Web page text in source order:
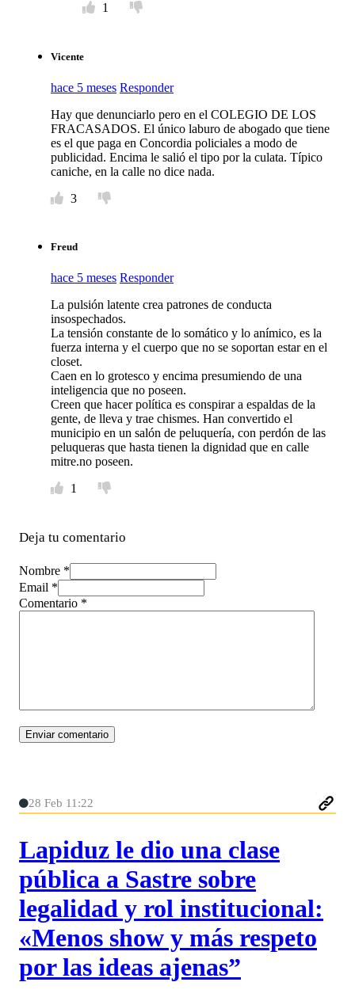
1
Vicente
hace 5 meses Responder
Hay que denunciarlo pero en el COLEGIO DE LOS
FRACASADOS. El único laburo de abogado que tiene
es el que paga en Concordia policiales a modo de
publicidad. Encima le salió el tipo por la culata. Típico
caniche, en la calle no dice nada.
3
Freud
hace 5 meses Responder
La pulsión latente crea patrones de conducta
insospechados.
La tensión constante de lo somático y lo anímico, es la
fuerza interna y el cuerpo que no se soportan estar en el
closet.
Caen en lo grotesco y encima presumiendo de una
inteligencia que no poseen.
Creen que hacer política es conspirar a espaldas de la
gente, de lleva y trae chismes. Han convertido el
municipio en un salón de peluquería, con perdón de las
peluqueras que hasta tienen la dignidad que en calle
mitre.no poseen.
1
Deja tu comentario
Nombre *
Email *
Comentario *
28 Feb 11:22
Lapiduz le dio una clase
pública a Sastre sobre
legalidad y rol institucional:
«Menos show y más respeto
por las ideas ajenas”